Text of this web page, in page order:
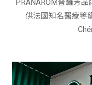
PRANARÔM普羅芳
供法國知名醫療等